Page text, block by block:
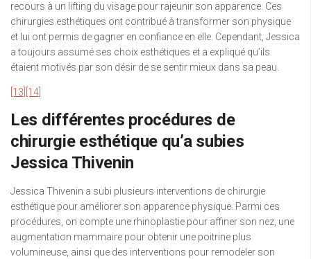
recours à un lifting du visage pour rajeunir son apparence. Ces
chirurgies esthétiques ont contribué à transformer son physique
et lui ont permis de gagner en confiance en elle. Cependant, Jessica
a toujours assumé ses choix esthétiques et a expliqué qu’ils
étaient motivés par son désir de se sentir mieux dans sa peau.
[13] [14]
Les différentes procédures de
chirurgie esthétique qu’a subies
Jessica Thivenin
Jessica Thivenin a subi plusieurs interventions de chirurgie
esthétique pour améliorer son apparence physique. Parmi ces
procédures, on compte une rhinoplastie pour affiner son nez, une
augmentation mammaire pour obtenir une poitrine plus
volumineuse, ainsi que des interventions pour remodeler son